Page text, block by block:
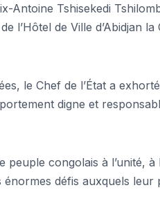
Antoine Tshisekedi
l’Hôtel de Ville d’Abidjan la
le Chef de l’État a
digne et
congolais à l’unité,
défis auxquels leur